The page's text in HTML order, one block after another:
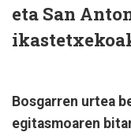
eta San
Bosgarren urtea
egitasmoaren